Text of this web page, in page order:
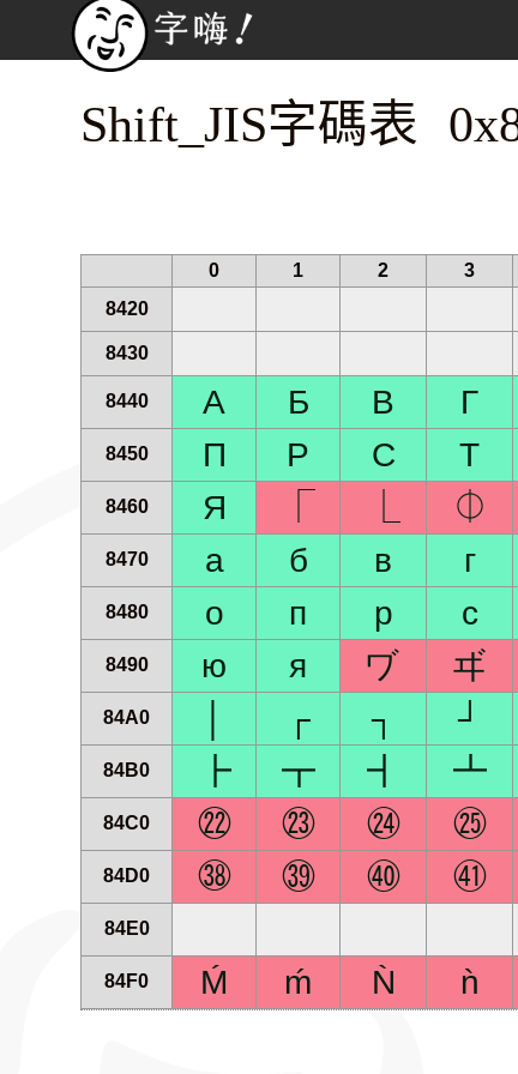
Shift_JIS字碼表
0
1 2 3
8420
8430
8440 А Б В Г
8450 П Р С Т
8460 Я ⏀
8470 а б в г
8480 о п р с
8490 ю я ヷ ヸ
84A0 ┌ ┐ ┘
84B0 ┣ ┳ ┫ ┻
84C0 ㉒ ㉓ ㉔ ㉕
84D0 ㊳ ㊴ ㊵ ㊶
84E0
84F0 Ḿ ḿ Ǹ ǹ